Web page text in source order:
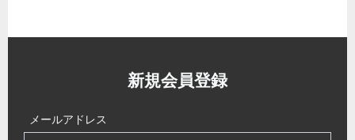
新規会員登録
メールアドレス